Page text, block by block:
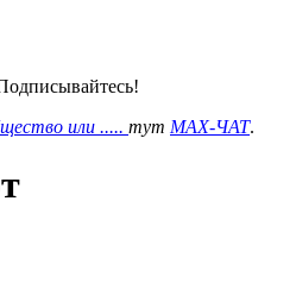
или ..... тут MAX-ЧАТ.